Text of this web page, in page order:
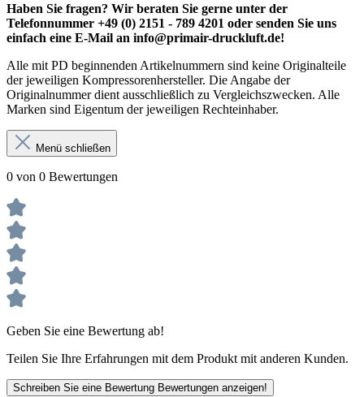
Haben Sie fragen? Wir beraten Sie gerne unter der
Telefonnummer +49 (0) 2151 - 789 4201 oder senden Sie uns
einfach eine E-Mail an info@primair-druckluft.de!
Alle mit PD beginnenden Artikelnummern sind keine Originalteile
der jeweiligen Kompressorenhersteller. Die Angabe der
Originalnummer dient ausschließlich zu Vergleichszwecken. Alle
Marken sind Eigentum der jeweiligen Rechteinhaber.
Menü schließen
0 von 0 Bewertungen
Geben Sie eine Bewertung ab!
Teilen Sie Ihre Erfahrungen mit dem Produkt mit anderen Kunden.
Schreiben Sie eine Bewertung Bewertungen anzeigen!